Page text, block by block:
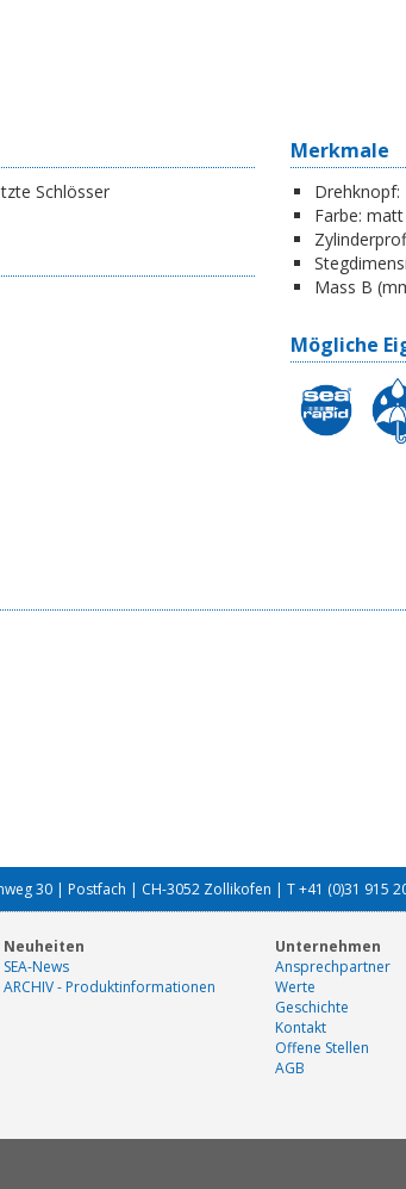
Schlösser
Merkmale
Drehknopf:
Farbe: matt
Mass B
Mögliche
30 | Postfach | CH-3052 Zollikofen | T +41 (0)31 915
Neuheiten
SEA-News
ARCHIV - Produktinformationen
Unternehmen
Ansprechpartner
Werte
Geschichte
Kontakt
Offene Stellen
AGB